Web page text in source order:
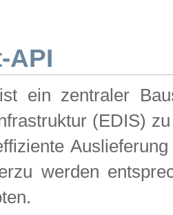
API
ein zentraler
(EDIS)
werden